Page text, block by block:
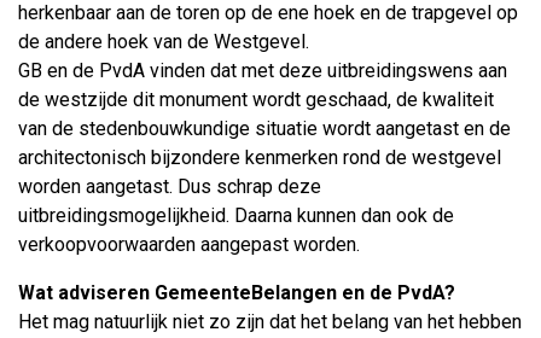
herkenbaar aan de toren op de ene hoek en de trapgevel op
de andere hoek van de Westgevel.
GB en de PvdA vinden dat met deze uitbreidingswens aan
de westzijde dit monument wordt geschaad, de kwaliteit
van de stedenbouwkundige situatie wordt aangetast en de
architectonisch bijzondere kenmerken rond de westgevel
worden aangetast. Dus schrap deze
uitbreidingsmogelijkheid. Daarna kunnen dan ook de
verkoopvoorwaarden aangepast worden.
Wat adviseren GemeenteBelangen en de PvdA?
Het mag natuurlijk niet zo zijn dat het belang van het hebben